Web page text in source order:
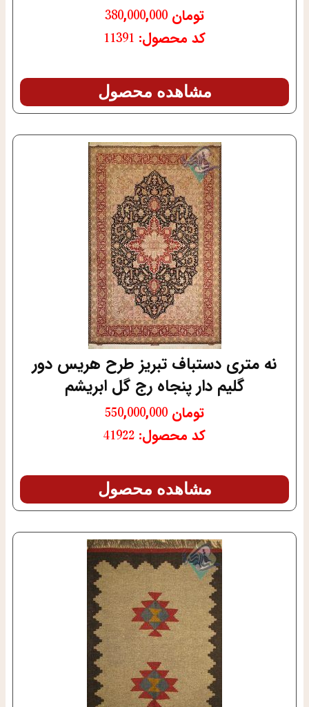
تومان
کد محصول: 11391
مشاهده محصول
نه متری دستباف تبریز طرح هریس دور
گلیم دار پنجاه رج گل ابریشم
تومان
کد محصول: 41922
مشاهده محصول